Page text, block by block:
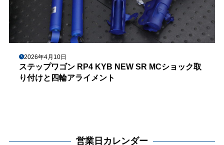
2026年4月10日
ステップワゴン RP4 KYB NEW SR MCショック取
り付けと四輪アライメント
営業日カレンダー